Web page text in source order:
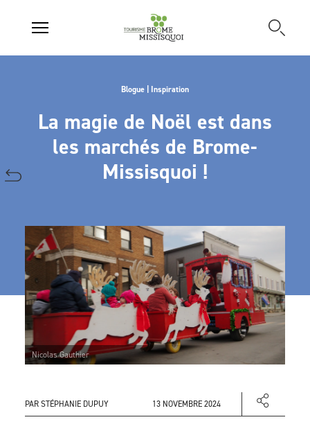
Blogue | Inspiration
La magie de Noël est dans
les marchés de Brome-
Missisquoi !
Nicolas Gauthier
PAR STÉPHANIE DUPUY 13 NOVEMBRE 2024